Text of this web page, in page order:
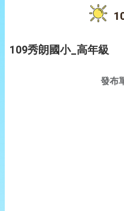
109秀朗國小_高年級
發布